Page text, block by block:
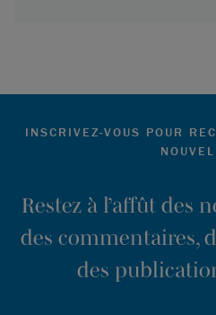
INSCRIVEZ-VOUS POUR
Restez à l’affût des
des commentaires,
des